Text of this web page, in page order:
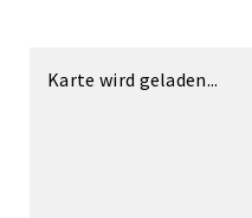
Karte wird geladen...